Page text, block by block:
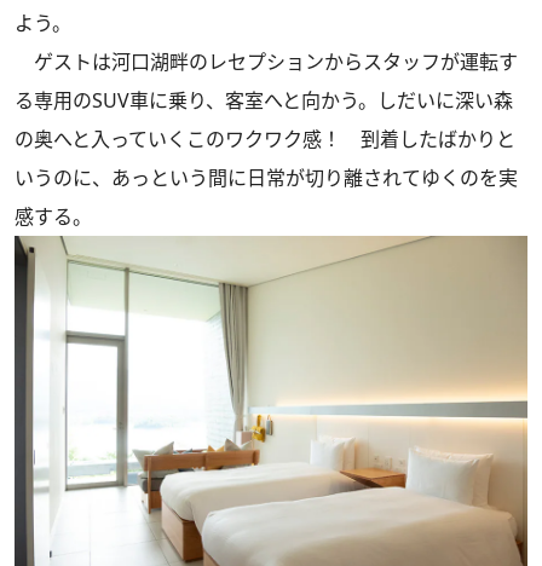
よう。
ゲストは河口湖畔のレセプションからスタッフが運転す
る専用のSUV車に乗り、客室へと向かう。しだいに深い森
の奥へと入っていくこのワクワク感！ 到着したばかりと
いうのに、あっという間に日常が切り離されてゆくのを実
感する。